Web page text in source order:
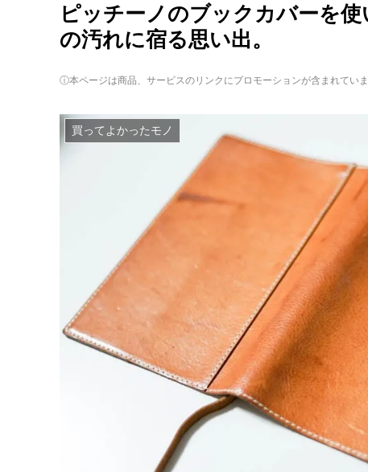
ピッチーノのブックカバーを
の汚れに宿る思い出。
ⓘ本ページは商品、サービスのリンクにプロモーションが含まれてい
買ってよかったモノ